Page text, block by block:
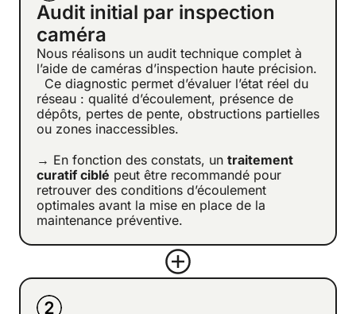
Audit initial par inspection
caméra
Nous réalisons un audit technique complet à
l’aide de caméras d’inspection haute précision.
Ce diagnostic permet d’évaluer l’état réel du
réseau : qualité d’écoulement, présence de
dépôts, pertes de pente, obstructions partielles
ou zones inaccessibles.
→ En fonction des constats, un traitement
curatif ciblé peut être recommandé pour
retrouver des conditions d’écoulement
optimales avant la mise en place de la
maintenance préventive.